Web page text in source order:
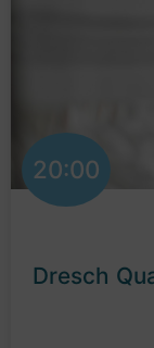
20:00
Dresch